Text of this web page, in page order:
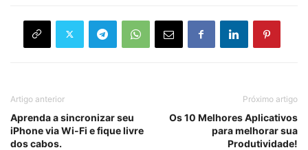
Artigo anterior
Aprenda a sincronizar seu
iPhone via Wi-Fi e fique livre
dos cabos.
Próximo artigo
Os 10 Melhores Aplicativos
para melhorar sua
Produtividade!